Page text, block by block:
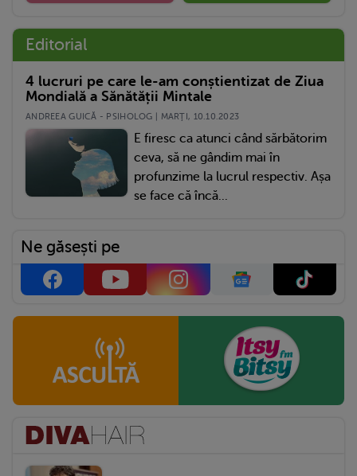
Editorial
4 lucruri pe care le-am conștientizat de Ziua
Mondială a Sănătății Mintale
ANDREEA GUICĂ - PSIHOLOG | MARŢI, 10.10.2023
E firesc ca atunci când sărbătorim
ceva, să ne gândim mai în
profunzime la lucrul respectiv. Așa
se face că încă...
Ne găsești pe